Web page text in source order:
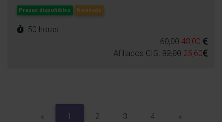
Prazas dispoñibles Novidade
50 horas
60,00 48,00
Afiliados CIG: 32,00 25,60
«Previous1 2 3 4 »Next